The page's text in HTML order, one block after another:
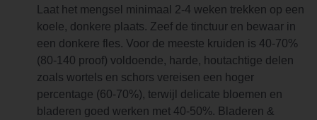
Laat het mengsel minimaal 2-4 weken trekken op een
koele, donkere plaats. Zeef de tinctuur en bewaar in
een donkere fles. Voor de meeste kruiden is 40-70%
(80-140 proof) voldoende, harde, houtachtige delen
zoals wortels en schors vereisen een hoger
percentage (60-70%), terwijl delicate bloemen en
bladeren goed werken met 40-50%. Bladeren &